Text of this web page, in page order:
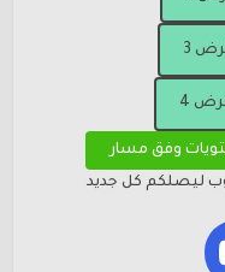
3
4
وفق مسار
ليصلكم كل جديد